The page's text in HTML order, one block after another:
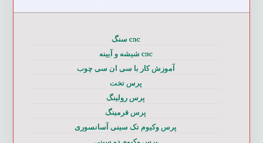
cnc سنگ
cnc شیشه و آیینه
آموزش کار با سی ان سی چوب
پرس تخت
پرس رولینگ
پرس فرمینگ
پرس وکیوم تک سینی آسانسوری